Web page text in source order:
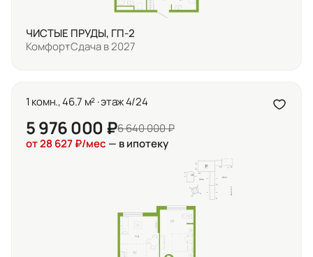
ЧИСТЫЕ ПРУДЫ, ГП-2
КомфортСдача в 2027
1 комн., 46.7 м² · этаж 4/24
5 976 000 ₽6 640 000 ₽
от 28 627 ₽/мес — в ипотеку